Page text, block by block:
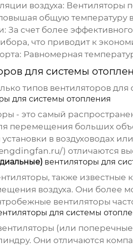
воздуха: Вентиляторы
общую температуру
За счет более
что приводит к
Равномерная
для системы
типов вентиляторов
для системы отопления
- это самый
перемещения больших
в воздуховодах
) отличаются
вентиляторы для
, также известные
воздуха. Они более
вентиляторы
для системы
(или
Они отличаются